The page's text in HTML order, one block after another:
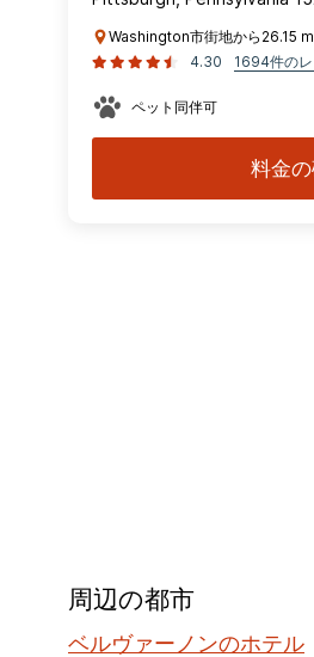
Washington市街地から26.15
4.30
1694件の
ペット同伴可
料金
周辺の都市
ベルヴァーノンのホテル